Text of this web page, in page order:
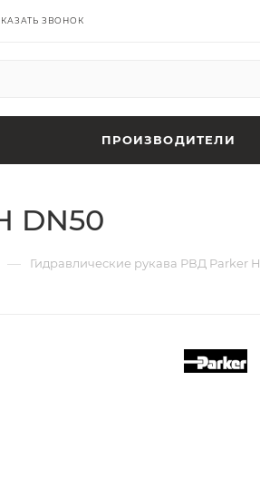
ЗВОНОК
ПРОИЗВОДИТЕЛИ
DN50
— Гидравлические рукава РВД Parker